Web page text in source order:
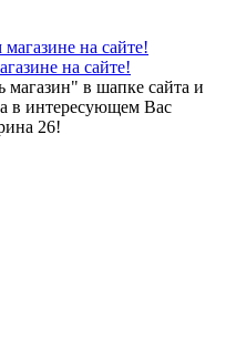
на сайте!
магазин" в шапке сайта и
в интересующем Вас
26!